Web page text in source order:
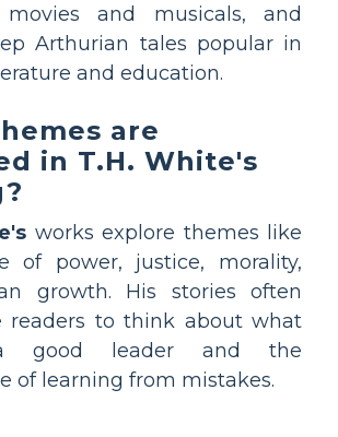
and musicals, and
Arthurian tales popular in
and education.
are
in T.H. White's
works explore themes like
of power, justice, morality,
growth. His stories often
readers to think about what
good leader and the
of learning from mistakes.